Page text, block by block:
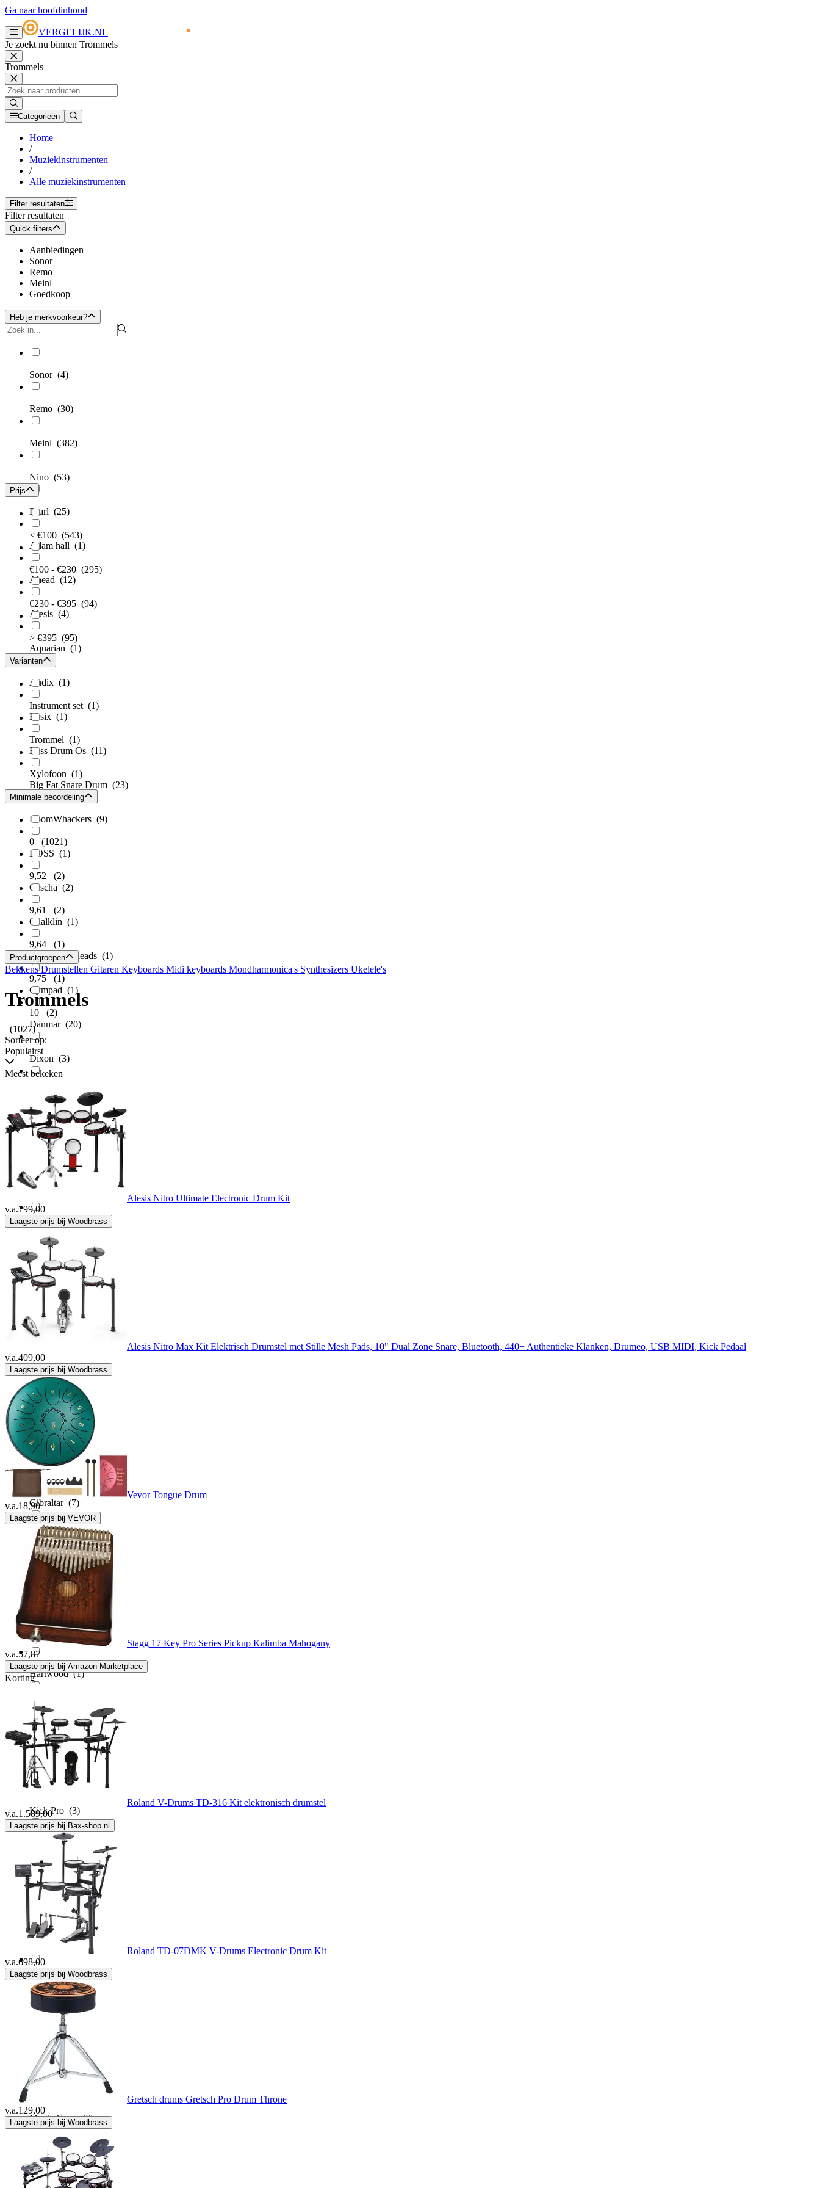
Ga naar hoofdinhoud
VERGELIJK.NL
Je zoekt nu binnen Trommels
Trommels
Categorieën
Home
/
Muziekinstrumenten
/
Alle muziekinstrumenten
Filter resultaten
Filter resultaten
Quick filters
Aanbiedingen
Sonor
Remo
Meinl
Goedkoop
Heb je merkvoorkeur?
Sonor (4)
Remo (30)
Meinl (382)
Nino (53)
Pearl (25)
Adam hall (1)
Ahead (12)
Alesis (4)
Aquarian (1)
Audix (1)
Basix (1)
Bass Drum Os (11)
Big Fat Snare Drum (23)
BoomWhackers (9)
BOSS (1)
Cascha (2)
Chalklin (1)
Code Drumheads (1)
Cympad (1)
Danmar (20)
Dixon (3)
Drum Dial (4)
Drum N Base(13)
Drum Os (2)
Efnote(4)
Evans(4)
Exogio(1)
Fazley(1)
Gator(3)
Gator Cases(1)
Gear4Music(15)
Gewa(1)
Gibraltar (7)
Gibraltar hardware(19)
Gretsch drums(3)
Groove Juice(1)
Hardcase (2)
Hartwood(1)
Idiopan
Jiggs(1)
Jojomino(4)
Kick Pro (3)
Kickblock
KickPort (5)
Latin Percussion
Mahalo(3)
Mapex(12)
Mikamax (1)
Mono
MuchoWow(6)
Nino Percussion (16)
Prijs
< €100 (543)
€100 - €230 (295)
€230 - €395 (94)
> €395 (95)
Varianten
Instrument set (1)
Trommel (1)
Xylofoon (1)
Minimale beoordeling
0 (1021)
9,52 (2)
9,61 (2)
9,64 (1)
9,75 (1)
10 (2)
Productgroepen
BekkensDrumstellen Gitaren Keyboards Midi keyboards Mondharmonica's Synthesizers Ukelele's
Trommels
(1027)
Sorteer op:
Populairst
Meest bekeken
Alesis Nitro Ultimate Electronic Drum Kit
v.a.799,00
Laagste prijs bij Woodbrass
Alesis Nitro Max Kit Elektrisch Drumstel met Stille Mesh Pads, 10" Dual Zone Snare, Bluetooth, 440+ Authentieke Klanken, Drumeo, USB MIDI, Kick Pedaal
v.a.409,00
Laagste prijs bij Woodbrass
Vevor Tongue Drum
v.a.18,90
Laagste prijs bij VEVOR
Stagg 17 Key Pro Series Pickup Kalimba Mahogany
v.a.57,87
Laagste prijs bij Amazon Marketplace
Korting
Roland V-Drums TD-316 Kit elektronisch drumstel
v.a.1.589,00
Laagste prijs bij Bax-shop.nl
Roland TD-07DMK V-Drums Electronic Drum Kit
v.a.698,00
Laagste prijs bij Woodbrass
Gretsch drums Gretsch Pro Drum Throne
v.a.129,00
Laagste prijs bij Woodbrass